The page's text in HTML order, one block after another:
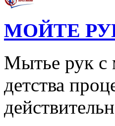
МОЙТЕ
Мытье рук с
детства